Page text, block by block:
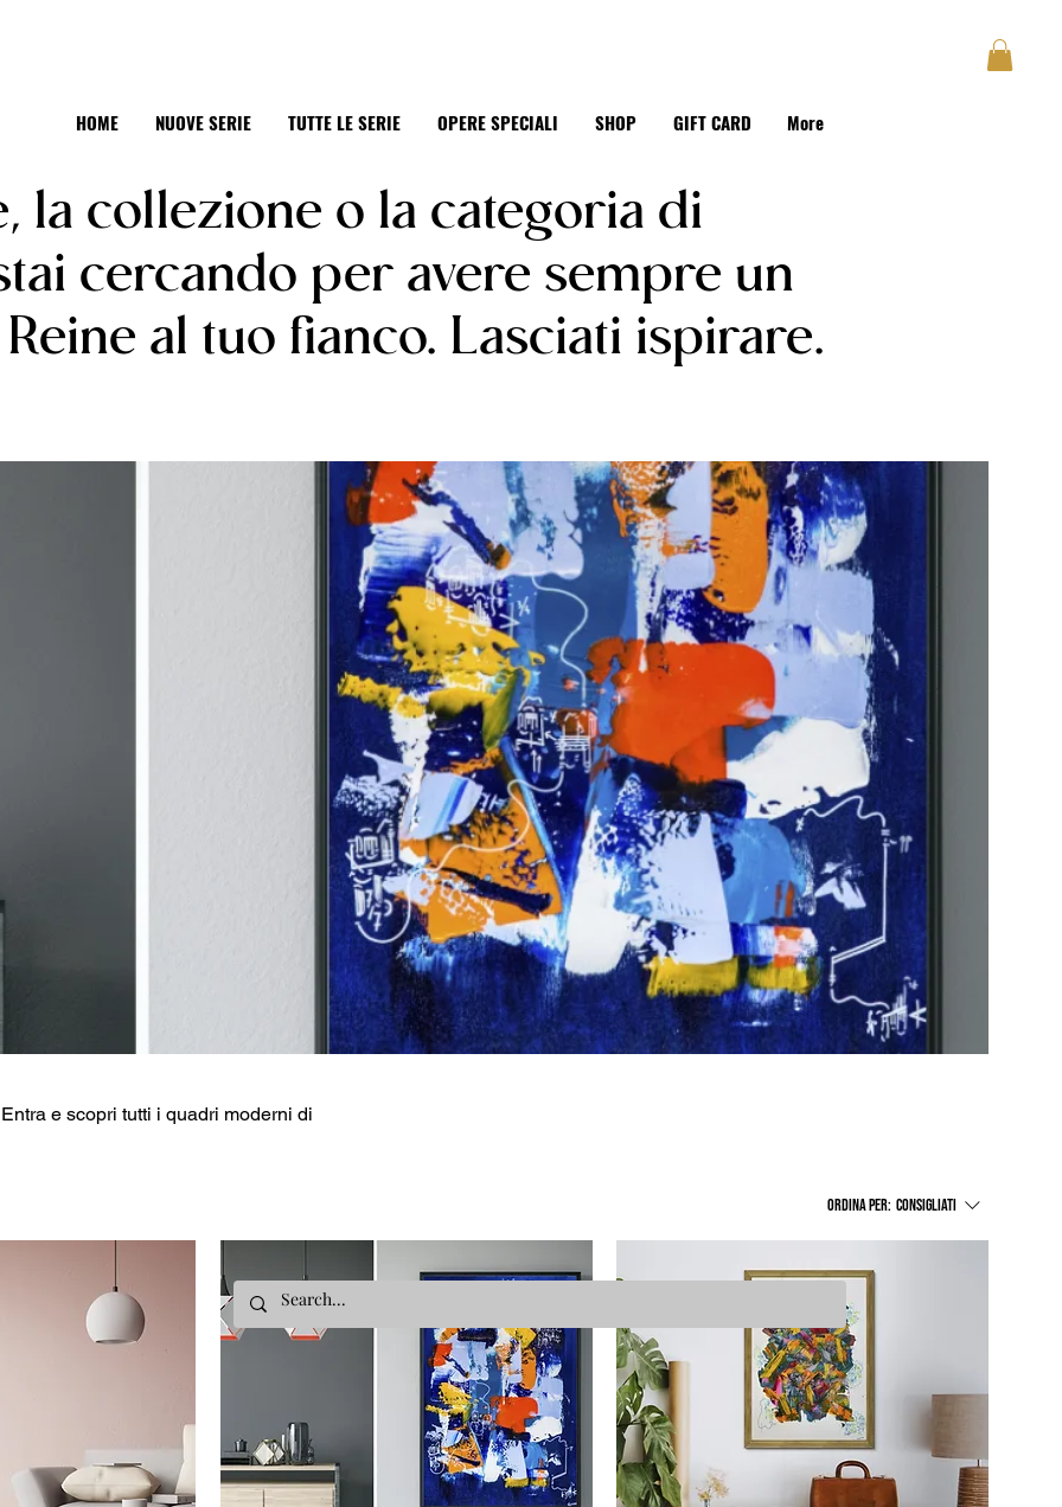
HOME NUOVE SERIE TUTTE LE SERIE OPERE SPECIALI SHOP GIFT CARD More
la collezione o la categoria di
cercando per avere sempre un
al tuo fianco. Lasciati ispirare.
e scopri tutti i quadri moderni di
Ordina per: Consigliati